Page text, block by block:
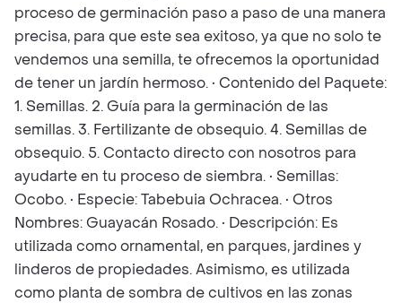
proceso de germinación paso a paso de una manera
precisa, para que este sea exitoso, ya que no solo te
vendemos una semilla, te ofrecemos la oportunidad
de tener un jardín hermoso. • Contenido del Paquete:
1. Semillas. 2. Guía para la germinación de las
semillas. 3. Fertilizante de obsequio. 4. Semillas de
obsequio. 5. Contacto directo con nosotros para
ayudarte en tu proceso de siembra. • Semillas:
Ocobo. • Especie: Tabebuia Ochracea. • Otros
Nombres: Guayacán Rosado. • Descripción: Es
utilizada como ornamental, en parques, jardines y
linderos de propiedades. Asimismo, es utilizada
como planta de sombra de cultivos en las zonas